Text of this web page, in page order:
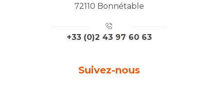
72110 Bonnétable
+33 (0)2 43 97 60 63
Suivez-nous